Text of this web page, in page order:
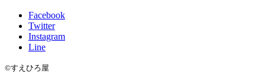
Facebook
Twitter
Instagram
Line
©すえひろ屋